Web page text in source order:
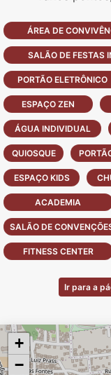
ÁREA DE
SALÃO DE FESTAS
PORTÃO ELETRÔNICO
ESPAÇO ZEN
ÁGUA INDIVIDUAL
QUIOSQUE
ESPAÇO KIDS
ACADEMIA
SALÃO DE
FITNESS CENTER
Ir para a
+
−